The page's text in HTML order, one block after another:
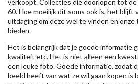
verkoopt. Collecties die doorlopen tot
60. Hoe moeilijk dit soms ook is, het blijft
uitdaging om deze wel te vinden en
bieden.
Het is belangrijk dat je goede informatie
kwaliteit etc. Het is niet alleen een
een leuke foto. Goede informatie, zodat
beeld heeft van wat ze wil gaan kopen is